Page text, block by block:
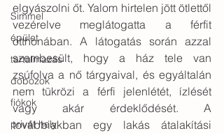
Simmel
épület
tartalmazás
dobozok
fiókok
privát hely
elgyászolni őt. Yalom hirtelen jött ötlettől
vezérelve meglátogatta a férfit
otthonában. A látogatás során azzal
szembesült, hogy a ház tele van
zsúfolva a nő tárgyaival, és egyáltalán
nem tükrözi a férfi jelenlétét, ízlését
vagy akár érdeklődését. A
továbbiakban egy lakás átalakítási